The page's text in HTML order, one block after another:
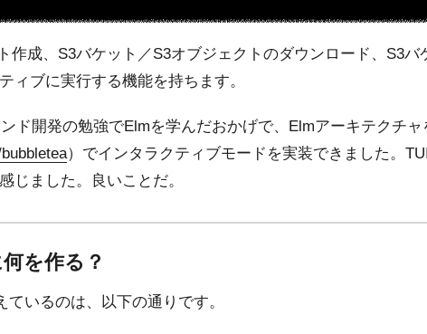
作成、S3バケット／S3オブジェクトのダウンロード、S3バ
ィブに実行する機能を持ちます。
ド開発の勉強でElmを学んだおかげで、Elmアーキテクチャ
）でインタラクティブモードを実装できました。
じました。良いことだ。
を作る？
ているのは、以下の通りです。